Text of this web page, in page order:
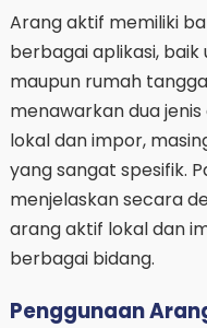
Arang aktif memiliki
berbagai aplikasi,
maupun rumah
menawarkan dua
lokal dan impor,
yang sangat spesifik.
menjelaskan secara
arang aktif lokal dan
berbagai bidang.
Penggunaan